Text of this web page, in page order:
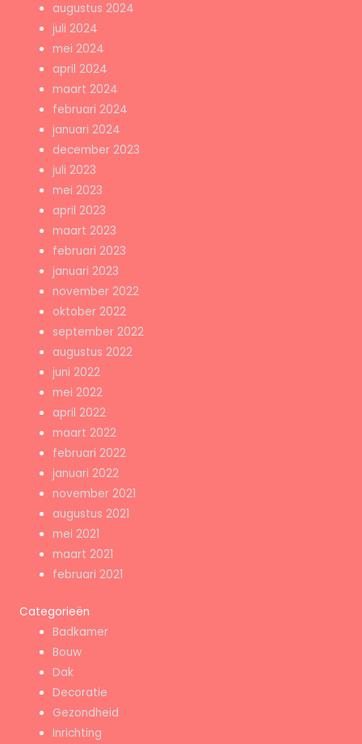
augustus 2024
juli 2024
mei 2024
april 2024
maart 2024
februari 2024
januari 2024
december 2023
juli 2023
mei 2023
april 2023
maart 2023
februari 2023
januari 2023
november 2022
oktober 2022
september 2022
augustus 2022
juni 2022
mei 2022
april 2022
maart 2022
februari 2022
januari 2022
november 2021
augustus 2021
mei 2021
maart 2021
februari 2021
Categorieën
Badkamer
Bouw
Dak
Decoratie
Gezondheid
Inrichting